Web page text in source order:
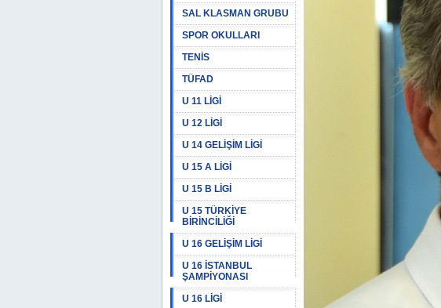
SAL KLASMAN GRUBU
SPOR OKULLARI
TENİS
TÜFAD
U 11 LİGİ
U 12 LİGİ
U 14 GELİŞİM LİGİ
U 15 A LİGİ
U 15 B LİGİ
U 15 TÜRKİYE
BİRİNCİLİĞİ
U 16 GELİŞİM LİGİ
U 16 İSTANBUL
ŞAMPİYONASI
U 16 LİGİ